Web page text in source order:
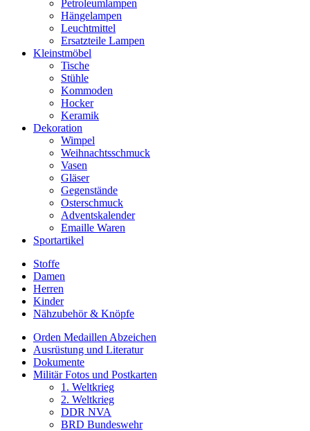
Petroleumlampen
Hängelampen
Leuchtmittel
Ersatzteile Lampen
Kleinstmöbel
Tische
Stühle
Kommoden
Hocker
Keramik
Dekoration
Wimpel
Weihnachtsschmuck
Vasen
Gläser
Gegenstände
Osterschmuck
Adventskalender
Emaille Waren
Sportartikel
Stoffe
Damen
Herren
Kinder
Nähzubehör & Knöpfe
Orden Medaillen Abzeichen
Ausrüstung und Literatur
Dokumente
Militär Fotos und Postkarten
1. Weltkrieg
2. Weltkrieg
DDR NVA
BRD Bundeswehr